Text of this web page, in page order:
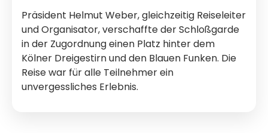
Präsident Helmut Weber, gleichzeitig Reiseleiter
und Organisator, verschaffte der Schloßgarde
in der Zugordnung einen Platz hinter dem
Kölner Dreigestirn und den Blauen Funken. Die
Reise war für alle Teilnehmer ein
unvergessliches Erlebnis.